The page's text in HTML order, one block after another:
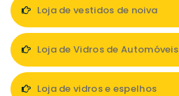
Loja de vestidos de noiva
Loja de Vidros de Automóveis
Loja de vidros e espelhos